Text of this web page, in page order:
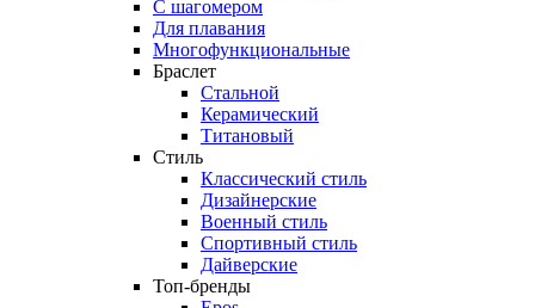
С шагомером
Для плавания
Многофункциональные
Браслет
Стальной
Керамический
Титановый
Стиль
Классический стиль
Дизайнерские
Военный стиль
Спортивный стиль
Дайверские
Топ-бренды